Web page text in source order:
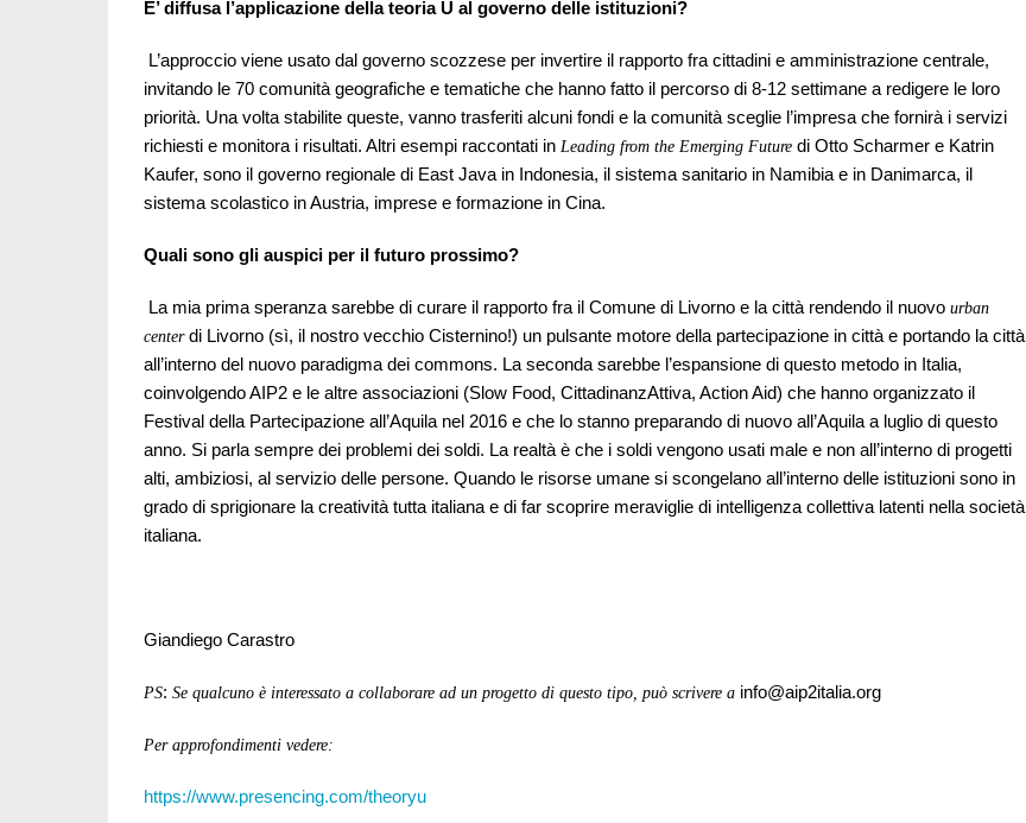
E’ diffusa l’applicazione della teoria U al governo delle istituzioni?
L’approccio viene usato dal governo scozzese per invertire il rapporto fra cittadini e amministrazione centrale,
invitando le 70 comunità geografiche e tematiche che hanno fatto il percorso di 8-12 settimane a redigere le loro
priorità. Una volta stabilite queste, vanno trasferiti alcuni fondi e la comunità sceglie l’impresa che fornirà i servizi
richiesti e monitora i risultati. Altri esempi raccontati in Leading from the Emerging Future di Otto Scharmer e Katrin
Kaufer, sono il governo regionale di East Java in Indonesia, il sistema sanitario in Namibia e in Danimarca, il
sistema scolastico in Austria, imprese e formazione in Cina.
Quali sono gli auspici per il futuro prossimo?
La mia prima speranza sarebbe di curare il rapporto fra il Comune di Livorno e la città rendendo il nuovo urban
centerdi Livorno (sì, il nostro vecchio Cisternino!) un pulsante motore della partecipazione in città e portando la città
all’interno del nuovo paradigma dei commons. La seconda sarebbe l’espansione di questo metodo in Italia,
coinvolgendo AIP2 e le altre associazioni (Slow Food, CittadinanzAttiva, Action Aid) che hanno organizzato il
Festival della Partecipazione all’Aquila nel 2016 e che lo stanno preparando di nuovo all’Aquila a luglio di questo
anno. Si parla sempre dei problemi dei soldi. La realtà è che i soldi vengono usati male e non all’interno di progetti
alti, ambiziosi, al servizio delle persone. Quando le risorse umane si scongelano all’interno delle istituzioni sono in
grado di sprigionare la creatività tutta italiana e di far scoprire meraviglie di intelligenza collettiva latenti nella società
italiana.
Giandiego Carastro
PS: Se qualcuno è interessato a collaborare ad un progetto di questo tipo, può scrivere a info@aip2italia.org
Per approfondimenti vedere:
https://www.presencing.com/theoryu